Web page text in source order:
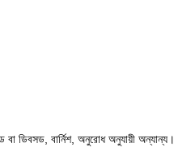
বা ডিবসড, বার্নিশ, অনুরোধ অনুযায়ী অন্যান্য।